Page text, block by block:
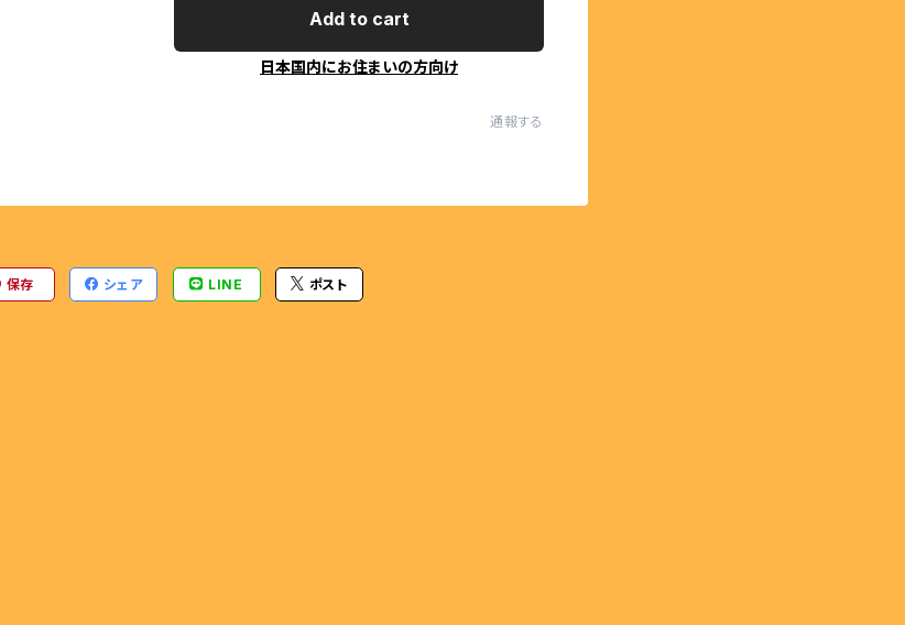
Add to cart
日本国内にお住まいの方向け
通報する
保存 シェア LINE ポスト